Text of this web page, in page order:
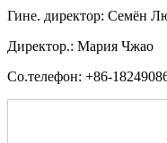
Гине. директор: Семён
Директор.: Мария Чжао
Со.телефон: +86-